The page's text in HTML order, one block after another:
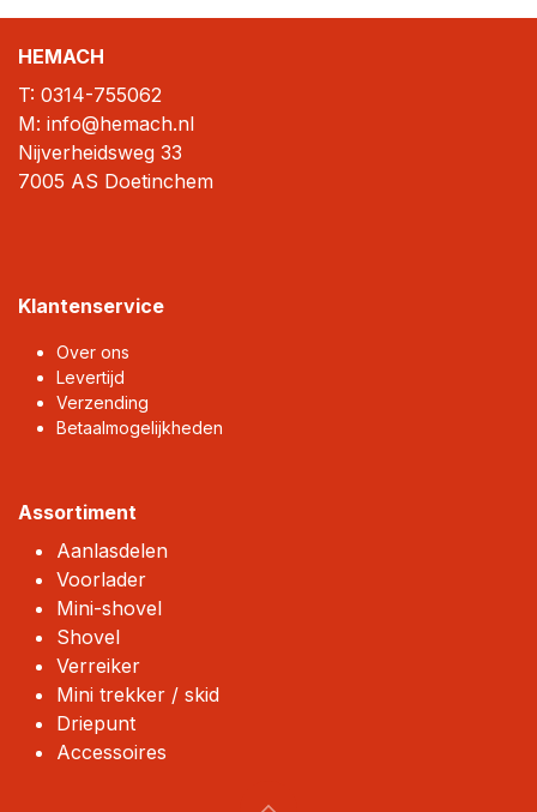
HEMACH
T: 0314-755062
M: info@hemach.nl
Nijverheidsweg 33
7005 AS Doetinchem
Klantenservice
Over ons
Levertijd
Verzending
Betaalmogelijkheden
Assortiment
Aanlasdelen
Voorlader
Mini-shovel
Shovel
Verreiker
Mini trekker / skid
Driepunt
Accessoires